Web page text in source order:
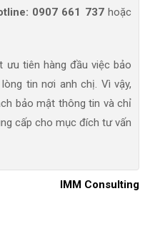
0907 661 737hoặc
ưu tiên hàng đầu việc bảo
tin nơi anh chị. Vì vậy,
bảo mật thông tin và chỉ
cấp cho mục đích tư vấn
IMM Consulting